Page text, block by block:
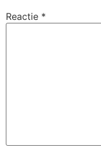
Reactie *